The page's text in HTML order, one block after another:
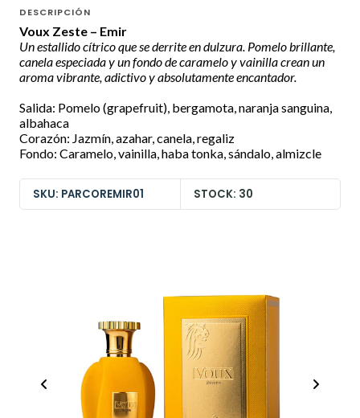
DESCRIPCIÓN
Voux Zeste – Emir
Un estallido cítrico que se derrite en dulzura. Pomelo brillante,
canela especiada y un fondo de caramelo y vainilla crean un
aroma vibrante, adictivo y absolutamente encantador.
Salida: Pomelo (grapefruit), bergamota, naranja sanguina,
albahaca
Corazón: Jazmín, azahar, canela, regaliz
Fondo: Caramelo, vainilla, haba tonka, sándalo, almizcle
SKU: PARCOREMIR01 STOCK: 30